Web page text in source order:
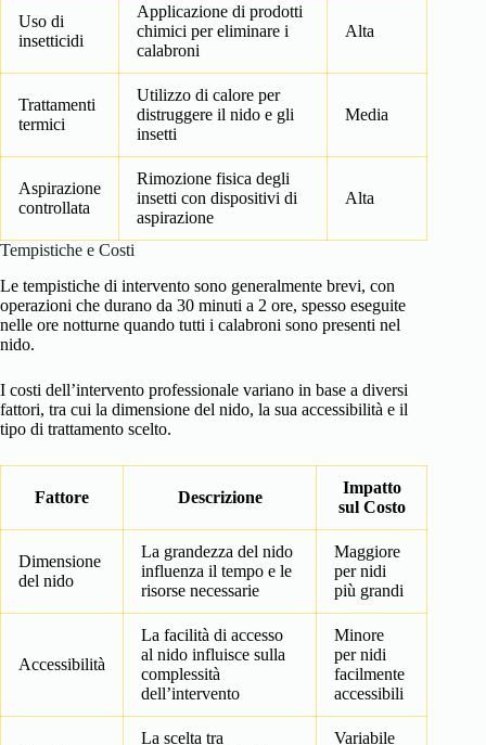
Uso di
insetticidi
Applicazione di prodotti
chimici per eliminare i
calabroni
Alta
Trattamenti
termici
Utilizzo di calore per
distruggere il nido e gli
insetti
Media
Aspirazione
controllata
Rimozione fisica degli
insetti con dispositivi di
aspirazione
Alta
Tempistiche e Costi
Le tempistiche di intervento sono generalmente brevi, con
operazioni che durano da 30 minuti a 2 ore, spesso eseguite
nelle ore notturne quando tutti i calabroni sono presenti nel
nido.
I costi dell’intervento professionale variano in base a diversi
fattori, tra cui la dimensione del nido, la sua accessibilità e il
tipo di trattamento scelto.
Fattore Descrizione
Impatto
sul Costo
Dimensione
del nido
La grandezza del nido
influenza il tempo e le
risorse necessarie
Maggiore
per nidi
più grandi
Accessibilità
La facilità di accesso
al nido influisce sulla
complessità
dell’intervento
Minore
per nidi
facilmente
accessibili
La scelta tra
Variabile